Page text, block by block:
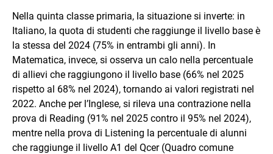
Nella quinta classe primaria, la situazione si inverte: in
Italiano, la quota di studenti che raggiunge il livello base è
la stessa del 2024 (75% in entrambi gli anni). In
Matematica, invece, si osserva un calo nella percentuale
di allievi che raggiungono il livello base (66% nel 2025
rispetto al 68% nel 2024), tornando ai valori registrati nel
2022. Anche per l’Inglese, si rileva una contrazione nella
prova di Reading (91% nel 2025 contro il 95% nel 2024),
mentre nella prova di Listening la percentuale di alunni
che raggiunge il livello A1 del Qcer (Quadro comune